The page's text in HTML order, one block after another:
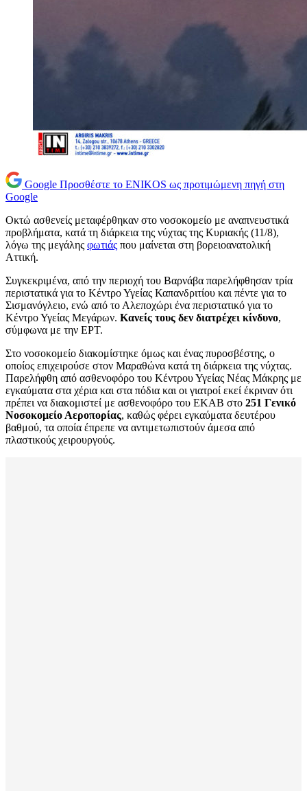
Google Προσθέστε το ENIKOS ως προτιμώμενη πηγή στη
Google
Οκτώ ασθενείς μεταφέρθηκαν στο νοσοκομείο με αναπνευστικά
προβλήματα, κατά τη διάρκεια της νύχτας της Κυριακής (11/8),
λόγω της μεγάλης φωτιάς που μαίνεται στη βορειοανατολική
Αττική.
Συγκεκριμένα, από την περιοχή του Βαρνάβα παρελήφθησαν τρία
περιστατικά για το Κέντρο Υγείας Καπανδριτίου και πέντε για το
Σισμανόγλειο, ενώ από το Αλεποχώρι ένα περιστατικό για το
Κέντρο Υγείας Μεγάρων. Κανείς τους δεν διατρέχει κίνδυνο,
σύμφωνα με την ΕΡΤ.
Στο νοσοκομείο διακομίστηκε όμως και ένας πυροσβέστης, ο
οποίος επιχειρούσε στον Μαραθώνα κατά τη διάρκεια της νύχτας.
Παρελήφθη από ασθενοφόρο του Κέντρου Υγείας Νέας Μάκρης με
εγκαύματα στα χέρια και στα πόδια και οι γιατροί εκεί έκριναν ότι
πρέπει να διακομιστεί με ασθενοφόρο του ΕΚΑΒ στο 251 Γενικό
Νοσοκομείο Αεροπορίας, καθώς φέρει εγκαύματα δευτέρου
βαθμού, τα οποία έπρεπε να αντιμετωπιστούν άμεσα από
πλαστικούς χειρουργούς.